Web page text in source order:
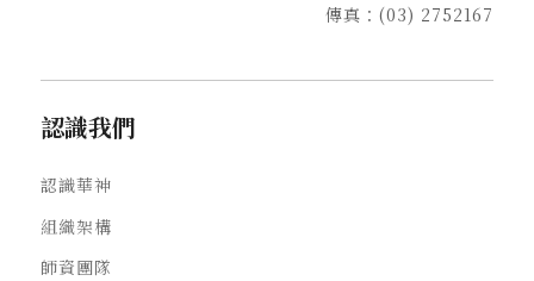
傳真：(03) 2752167
認識我們
認識華神
組織架構
師資團隊